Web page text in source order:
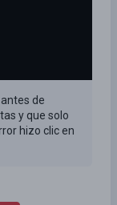
de
y que solo
hizo clic en